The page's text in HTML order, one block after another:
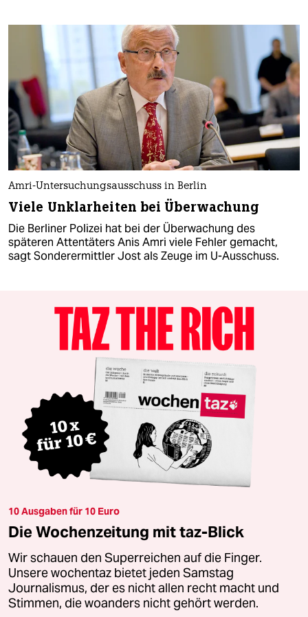
Amri-Untersuchungsausschuss in Berlin
Viele Unklarheiten bei Überwachung
Die Berliner Polizei hat bei der Überwachung des
späteren Attentäters Anis Amri viele Fehler gemacht,
sagt Sonderermittler Jost als Zeuge im U-Ausschuss.
10 Ausgaben für 10 Euro
Die Wochenzeitung mit taz-Blick
Wir schauen den Superreichen auf die Finger.
Unsere wochentaz bietet jeden Samstag
Journalismus, der es nicht allen recht macht und
Stimmen, die woanders nicht gehört werden.